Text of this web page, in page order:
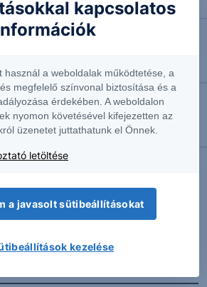
a forint
jelentésre várva
az olaj
Erste elemzések
kapcsolatos
használ a weboldalak működtetése, a
megfelelő színvonal biztosítása és a
érdekében. A weboldalon
nyomon követésével kifejezetten az
üzenetet juttathatunk el Önnek.
letöltése
a javasolt sütibeállításokat
kezelése